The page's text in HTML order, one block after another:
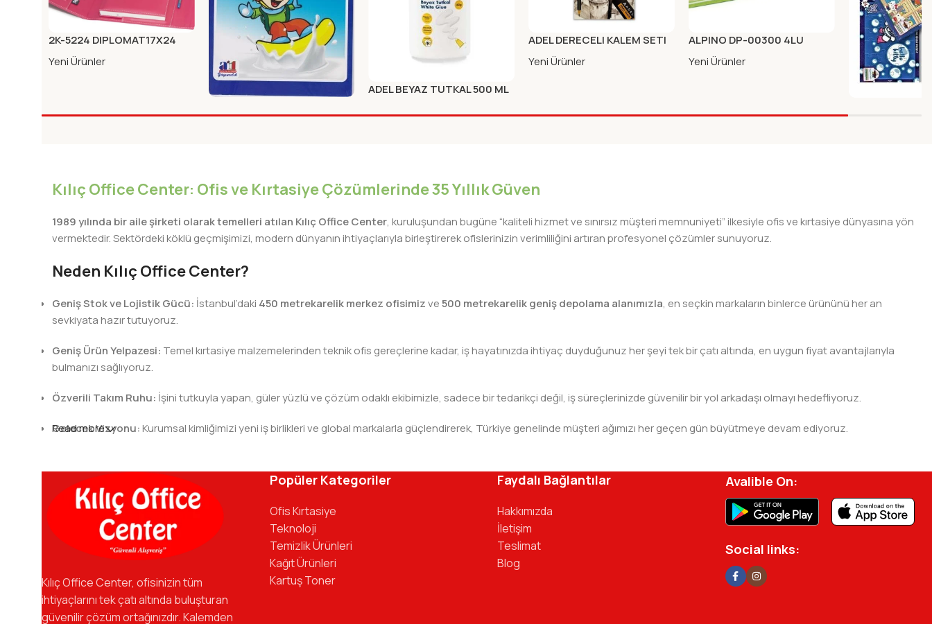
2K-5224 DIPLOMAT17X24
MIKNA.KAB.ORG.KARE FUSYA
Yeni Ürünler
DEFITERI KARTON KAPAK
ADEL BEYAZ TUTKAL 500 ML
ADEL DERECELI KALEM SETI
8LI
Yeni Ürünler
ALPINO DP-00300 4LU
OYUN HAMURU FOSFORLU
Yeni Ürünler
Kılıç Office Center: Ofis ve Kırtasiye Çözümlerinde 35 Yıllık Güven
1989 yılında bir aile şirketi olarak temelleri atılan Kılıç Office Center, kuruluşundan bugüne “kaliteli hizmet ve sınırsız müşteri memnuniyeti” ilkesiyle ofis ve kırtasiye dünyasına yön
vermektedir. Sektördeki köklü geçmişimizi, modern dünyanın ihtiyaçlarıyla birleştirerek ofislerinizin verimliliğini artıran profesyonel çözümler sunuyoruz.
Neden Kılıç Office Center?
Geniş Stok ve Lojistik Gücü: İstanbul’daki 450 metrekarelik merkez ofisimizve500 metrekarelik geniş depolama alanımızla, en seçkin markaların binlerce ürününü her an
sevkiyata hazır tutuyoruz.
Geniş Ürün Yelpazesi: Temel kırtasiye malzemelerinden teknik ofis gereçlerine kadar, iş hayatınızda ihtiyaç duyduğunuz her şeyi tek bir çatı altında, en uygun fiyat avantajlarıyla
bulmanızı sağlıyoruz.
Özverili Takım Ruhu: İşini tutkuyla yapan, güler yüzlü ve çözüm odaklı ekibimizle, sadece bir tedarikçi değil, iş süreçlerinizde güvenilir bir yol arkadaşı olmayı hedefliyoruz.
Gelecek Vizyonu:Kurumsal kimliğimizi yeni iş birlikleri ve global markalarla güçlendirerek, Türkiye genelinde müşteri ağımızı her geçen gün büyütmeye devam ediyoruz.
kadromuzla hizmetinizdeyiz.
Read more
Kılıç Office Center, ofisinizin tüm
ihtiyaçlarını tek çatı altında buluşturan
güvenilir çözüm ortağınızdır. Kalemden
Popüler Kategoriler
Ofis Kırtasiye
Teknoloji
Temizlik Ürünleri
Kağıt Ürünleri
Kartuş Toner
Faydalı Bağlantılar
Hakkımızda
İletişim
Teslimat
Blog
Avalible On:
Social links: